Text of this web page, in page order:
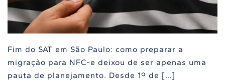
Fim do SAT em São Paulo: como preparar a
migração para NFC-e deixou de ser apenas uma
pauta de planejamento. Desde 1º de […]